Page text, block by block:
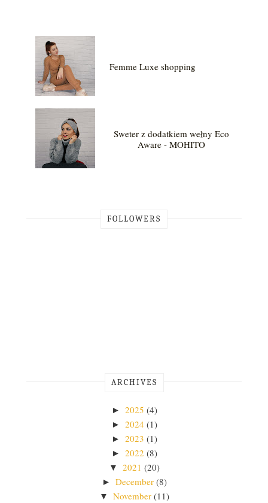
Femme Luxe shopping
Sweter z dodatkiem wełny Eco
Aware - MOHITO
FOLLOWERS
ARCHIVES
► 2025 (4)
► 2024 (1)
► 2023 (1)
► 2022 (8)
▼ 2021 (20)
► December (8)
▼ November (11)